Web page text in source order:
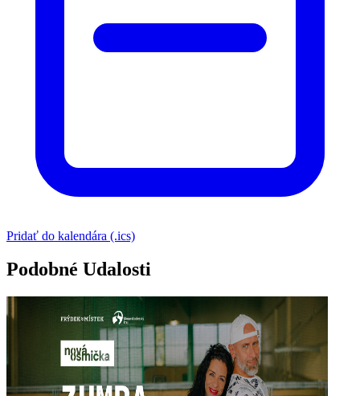
Pridať do kalendára (.ics)
Podobné Udalosti